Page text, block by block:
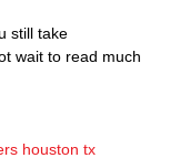
still take
wait to read much
houston tx